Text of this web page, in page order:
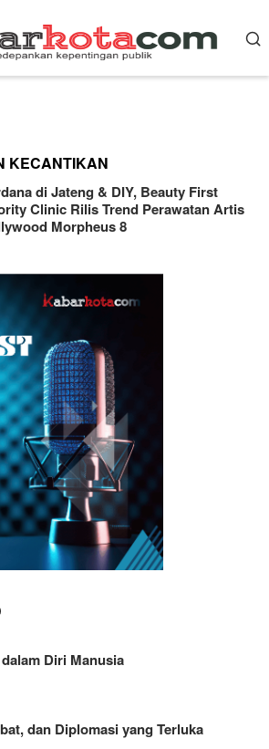
KECANTIKAN
di Jateng & DIY, Beauty First
Clinic Rilis Trend Perawatan Artis
Morpheus 8
Diri Manusia
dan Diplomasi yang Terluka